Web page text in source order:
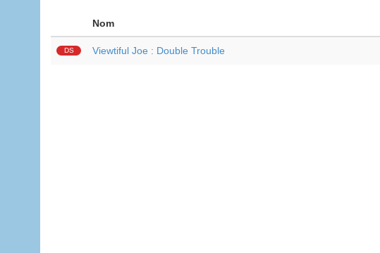
Nom
DS Viewtiful Joe : Double Trouble